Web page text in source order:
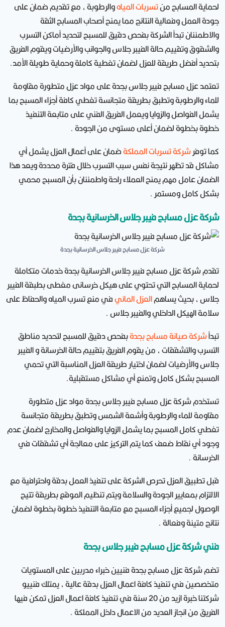
لحماية المسابح منتسربات المياهوالرطوبة ، مع تقديم ضمان على
جودة العمل وفعالية النتائج مما يمنح أصحاب المسابح الثقة
والاطمئنان تبدأ الشركة بفحص دقيق للمسبح لتحديد أماكن التسرب
والشقوق وتقييم حالة الفيبر جلاس والجوانب والأرضيات ويقوم الفريق
بتحديد أفضل طريقة للعزل لضمان تغطية كاملة وحماية طويلة الأمد.
تعتمد عزل مسابح فيبر جلاس بجدة على مواد عزل متطورة مقاومة
للماء والرطوبة وتطبق بطريقة متجانسة تغطي كافة أجزاء المسبح بما
يشمل الفواصل والزوايا ويعمل الفريق الفني على متابعة التنفيذ
خطوة بخطوة لضمان أعلى مستوى من الجودة .
كما توفرشركة تسربات المملكةضمان على أعمال العزل يشمل أي
مشاكل قد تظهر نتيجة نفس سبب التسرب خلال فترة محددة ويعد هذا
الضمان عامل مهم يمنح العملاء راحة واطمئنان بأن المسبح محمي
بشكل كامل ومستمر .
شركة عزل مسابح فيبر جلاس الخرسانية بجدة
شركة عزل مسابح فيبر جلاس الخرسانية بجدة
تقدم شركة عزل مسابح فيبر جلاس الخرسانية بجدة خدمات متكاملة
لحماية المسابح التي تحتوي على هيكل خرسانى مغطى بطبقة الفيبر
جلاس ، بحيث يساهمالعزل المائيفي منع تسرب المياه والحفاظ على
سلامة الهيكل الداخلي والفيبر جلاس .
تبدأشركة صيانة مسابح بجدةبفحص دقيق للمسبح لتحديد مناطق
التسرب والتشققات ، من يقوم الفريق بتقييم حالة الخرسانة و الفيبر
جلاس والأرضيات لضمان اختيار طريقة العزل المناسبة التي تحمي
المسبح بشكل كامل وتمنع أي مشاكل مستقبلية.
تستخدم شركة عزل مسابح فيبر جلاس بجدة مواد عزل متطورة
مقاومة للماء والرطوبة وأشعة الشمس وتطبق بطريقة متجانسة
تغطي كامل المسبح بما يشمل الزوايا والفواصل والمخارج لضمان عدم
وجود أي نقاط ضعف كما يتم التركيز على معالجة أي تشققات في
الخرسانة .
قبل تطبيق العزل تحرص الشركة على تنفيذ العمل بدقة واحترافية مع
الالتزام بمعايير الجودة والسلامة ويتم تنظيم الموقع بطريقة تتيح
الوصول لجميع أجزاء المسبح مع متابعة التنفيذ خطوة بخطوة لضمان
نتائج متينة وفعالة .
فني شركة عزل مسابح فيبر جلاس بجدة
تضم شركة عزل مسابح بجدة فنيين خبراء مدربين على المستويات
متخصصين في تنفيذ كافة اعمال العزل بدقة عالية ، يمتلك فنييو
شركتنا خبرة ازيد من 20 سنة في تنفيذ كافة اعمال العزل تمكن فيها
الفريق من انجاز العديد من الاعمال داخل المملكة .